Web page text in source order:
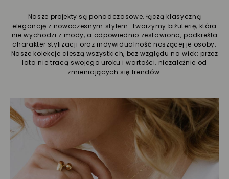
Nasze projekty są ponadczasowe, łączą klasyczną
elegancję z nowoczesnym stylem. Tworzymy biżuterię, która
nie wychodzi z mody, a odpowiednio zestawiona, podkreśla
charakter stylizacji oraz indywidualność noszącej je osoby.
Nasze kolekcje cieszą wszystkich, bez względu na wiek: przez
lata nie tracą swojego uroku i wartości, niezależnie od
zmieniających się trendów.